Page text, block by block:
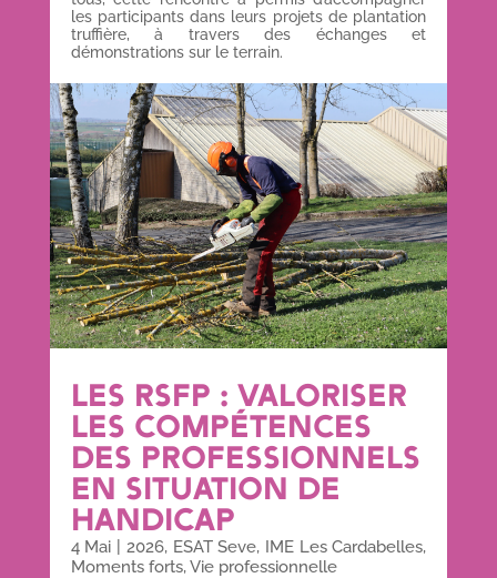
les participants dans leurs projets de plantation
truffière, à travers des échanges et
démonstrations sur le terrain.
LES RSFP : VALORISER
LES COMPÉTENCES
DES PROFESSIONNELS
EN SITUATION DE
HANDICAP
4 Mai 2026, ESAT Seve, IME Les Cardabelles,
Moments forts,Vie professionnelle